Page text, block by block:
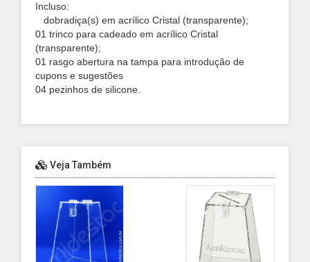
Incluso:
dobradiça(s) em acrílico Cristal (transparente);
01 trinco para cadeado em acrílico Cristal
(transparente);
01 rasgo abertura na tampa para introdução de
cupons e sugestões
04 pezinhos de silicone.
Veja Também